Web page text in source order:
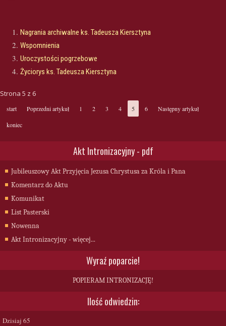
Nagrania archiwalne ks. Tadeusza Kiersztyna
Wspomnienia
Uroczystości pogrzebowe
Życiorys ks. Tadeusza Kiersztyna
Strona 5 z 6
start Poprzedni artykuł 1 2 3 4 5 6
Następny artykuł
koniec
Akt Intronizacyjny - pdf
Jubileuszowy Akt Przyjęcia Jezusa Chrystusa za Króla i Pana
Komentarz do Aktu
Komunikat
List Pasterski
Nowenna
Akt Intronizacyjny - więcej...
Wyraź poparcie!
POPIERAM INTRONIZACJĘ!
Ilość odwiedzin:
Dzisiaj 65